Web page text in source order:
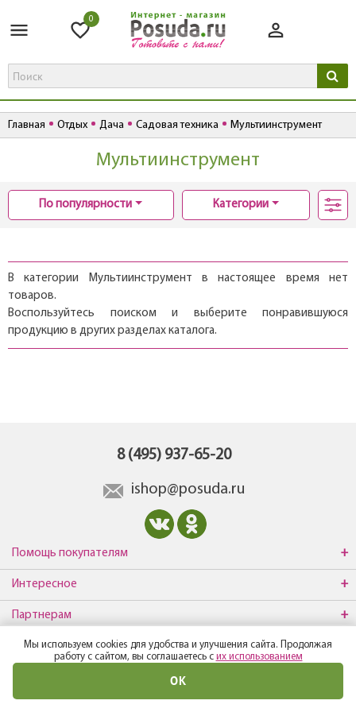
0
Главная Отдых Дача Садовая техника Мультиинструмент
Мультиинструмент
По популярности Категории
В категории Мультиинструмент в настоящее время нет
товаров.
Воспользуйтесь поиском и выберите понравившуюся
продукцию в других разделах каталога.
8 (495) 937-65-20
ishop@posuda.ru
Помощь покупателям
Интересное
Партнерам
О компании
Мы используем cookies для удобства и улучшения сайта. Продолжая
работу с сайтом, вы соглашаетесь с их использованием
ОК